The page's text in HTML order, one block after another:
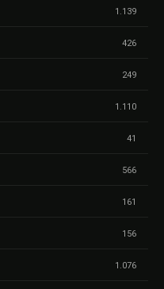
1.139
426
249
1.110
41
566
161
156
1.076